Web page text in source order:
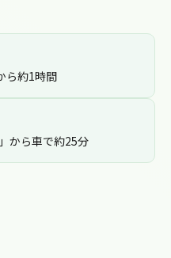
ら約1時間
から車で約25分